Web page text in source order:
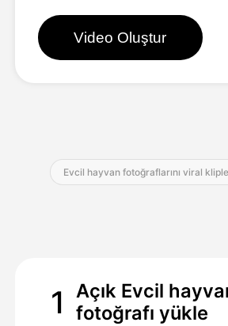
Blog
Video Oluştur
Evcil hayvan fotoğraflarını viral
1
Açık Evcil
fotoğrafı yükle